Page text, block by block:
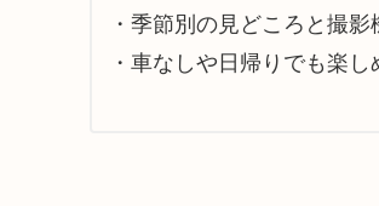
・季節別の見どころと撮
・車なしや日帰りでも楽